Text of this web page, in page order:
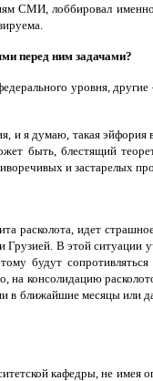
СМИ, лоббировал
перед ним задачами?
уровня,
и я думаю, такая
быть, блестящий
и застарелых
расколота, идет
В этой ситуации
будут
консолидацию
в ближайшие месяцы
кафедры, не